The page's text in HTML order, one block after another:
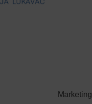
Marketing